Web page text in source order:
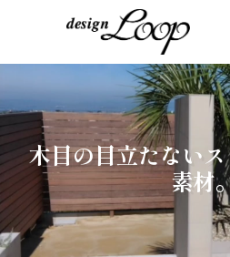
木目の目立たない
素材